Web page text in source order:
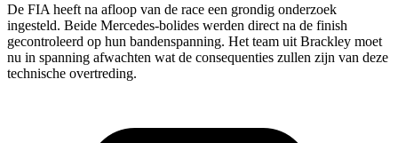
De FIA heeft na afloop van de race een grondig onderzoek
ingesteld. Beide Mercedes-bolides werden direct na de finish
gecontroleerd op hun bandenspanning. Het team uit Brackley moet
nu in spanning afwachten wat de consequenties zullen zijn van deze
technische overtreding.